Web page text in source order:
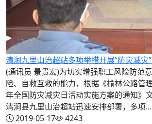
清涧九里山治超站多项举措开展“防灾减灾
(通讯员 景贵宏)为切实增强职工风险防范
险、自救互救的能力，根据《榆林公路管
年全国防灾减灾日活动实施方案的通知》
清涧县九里山治超站迅速安排部署，多项...
2019-05-17
4243